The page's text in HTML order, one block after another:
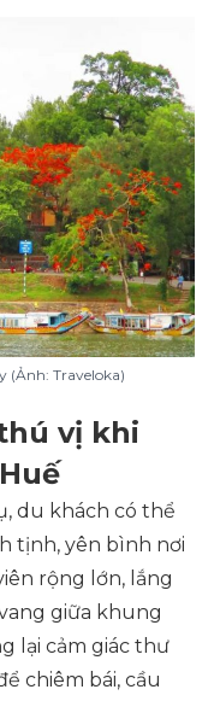
(Ảnh: Traveloka)
vị khi
du khách có thể
tịnh, yên bình nơi
rộng lớn, lắng
giữa khung
lại cảm giác thư
chiêm bái, cầu